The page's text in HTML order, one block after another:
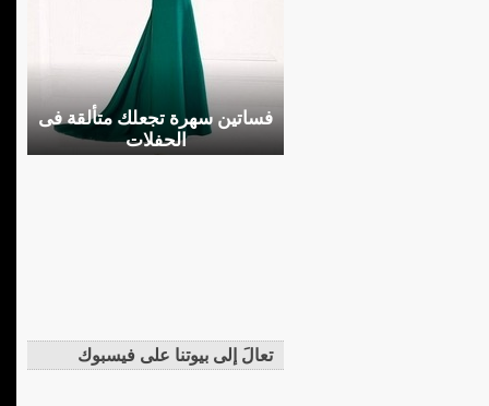
فساتين سهرة تجعلك متألقة فى
الحفلات
تعالَ إلى بيوتنا على فيسبوك